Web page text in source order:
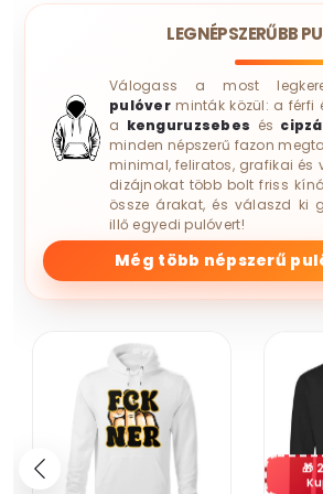
LEGNÉPSZERŰBB
Válogass a most
pulóverminták közül: a férfi
a kenguruzsebes és
minden népszerű fazon
minimal, feliratos, grafikai és
dizájnokat több bolt friss
össze árakat, és válaszd ki
illő egyedi pulóvert!
Még több népszerű